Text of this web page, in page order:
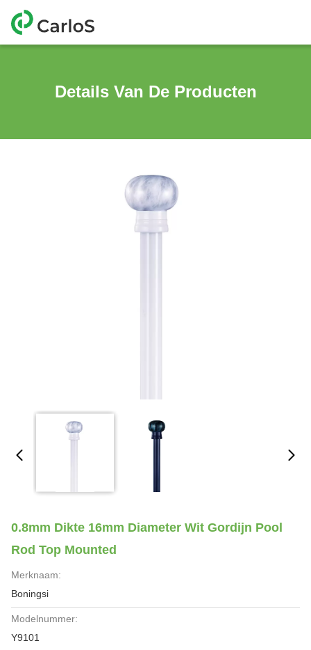
Details Van De Producten
0.8mm Dikte 16mm Diameter Wit Gordijn Pool
Rod Top Mounted
Merknaam:
Boningsi
Modelnummer:
Y9101